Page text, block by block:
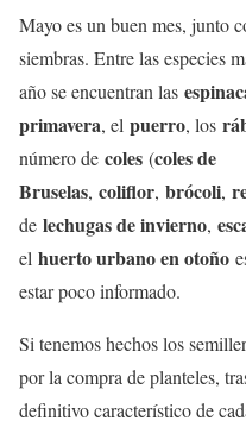
Mayo es un buen mes, junto
siembras. Entre las especies
año se encuentran las
primavera, el puerro, los
número de coles (coles de
Bruselas, coliflor, brócoli,
de lechugas de invierno,
el huerto urbano en otoño
estar poco informado.
Si tenemos hechos los
por la compra de planteles,
definitivo característico de